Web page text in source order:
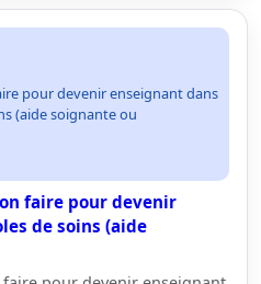
pour devenir enseignant dans
(aide soignante ou
faire pour devenir
de soins (aide